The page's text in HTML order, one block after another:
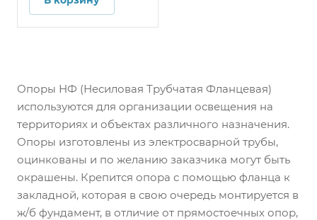
Опоры НФ (Несиловая Трубчатая Фланцевая)
используются для организации освещения на
территориях и объектах различного назначения.
Опоры изготовлены из электросварной трубы,
оцинкованы и по желанию заказчика могут быть
окрашены. Крепится опора с помощью фланца к
закладной, которая в свою очередь монтируется в
ж/б фундамент, в отличие от прямостоечных опор,